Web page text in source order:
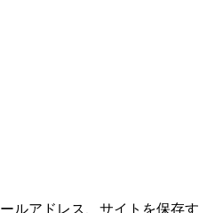
ルアドレス、サイトを保存す